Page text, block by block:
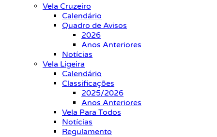
Vela Cruzeiro
Calendário
Quadro de Avisos
2026
Anos Anteriores
Notícias
Vela Ligeira
Calendário
Classificações
2025/2026
Anos Anteriores
Vela Para Todos
Notícias
Regulamento